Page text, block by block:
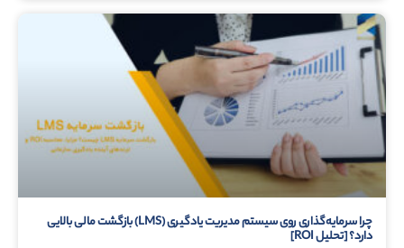
چرا سرمایه‌گذاری روی سیستم مدیریت یادگیری (LMS) بازگشت مالی بالایی
دارد؟ [تحلیل ROI]